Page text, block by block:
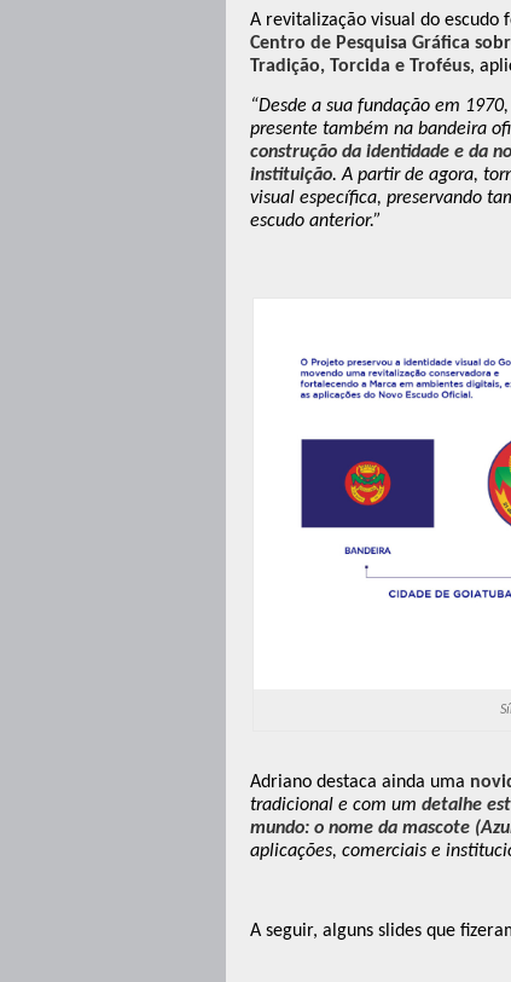
A revitalização visual do escudo
Centro de Pesquisa Gráfica
Tradição, Torcida e Troféus,
“Desde a sua fundação em
presente também na bandeira
construção da identidade e da
instituição. A partir de agora,
visual específica, preservando
escudo anterior.”
Adriano destaca ainda uma
tradicional e com um detalhe
mundo: o nome da mascote
aplicações, comerciais e
A seguir, alguns slides que